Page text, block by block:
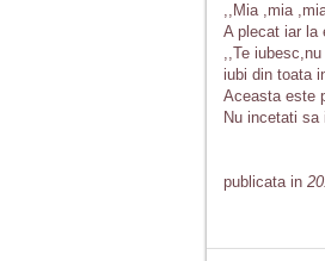
,,Mia ,mia
A plecat iar la
,,Te
iubi din toata
Aceasta este
Nu incetati sa
publicata in